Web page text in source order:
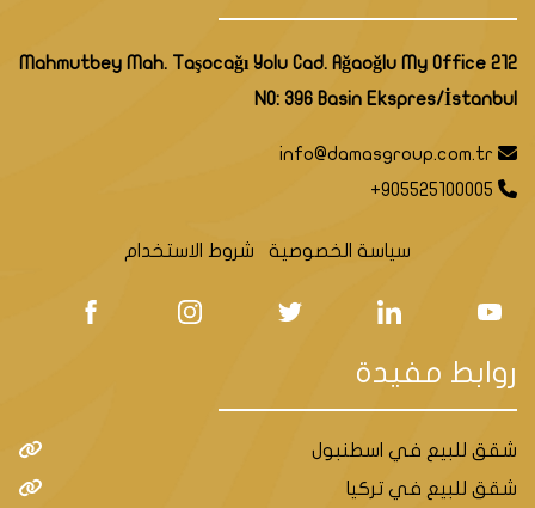
Mahmutbey Mah. Taşocağı Yolu Cad. Ağaoğlu My Office 212
NO: 396 Basin Ekspres/İstanbul
info@damasgroup.com.tr
+905525100005
سياسة الخصوصية شروط الاستخدام
روابط مفيدة
شقق للبيع في اسطنبول
شقق للبيع في تركيا